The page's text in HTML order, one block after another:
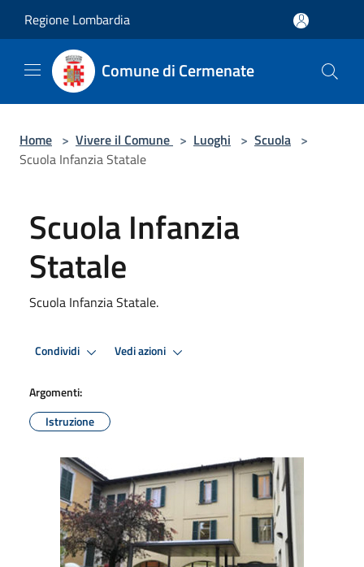
Regione Lombardia
Comune di Cermenate
Home > Vivere il Comune > Luoghi > Scuola >
Scuola Infanzia Statale
Scuola Infanzia
Statale
Scuola Infanzia Statale.
Condividi Vedi azioni
Argomenti:
Istruzione